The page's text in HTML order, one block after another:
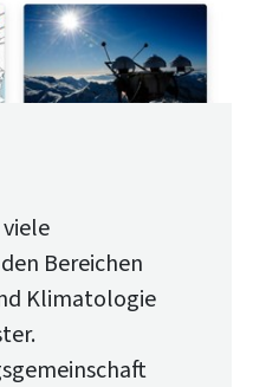
Bereichen
Klimatologie